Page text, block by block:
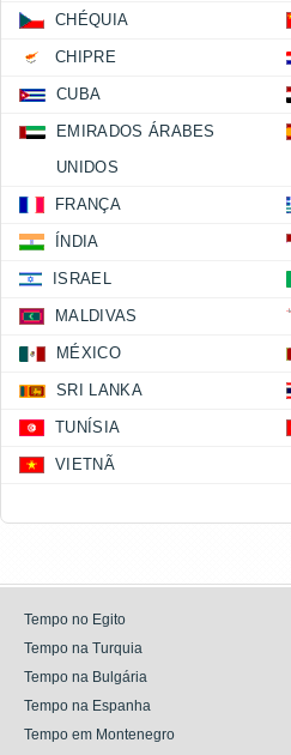
CHÉQUIA
CHIPRE
CUBA
EMIRADOS ÁRABES
UNIDOS
FRANÇA
ÍNDIA
ISRAEL
MALDIVAS
MÉXICO
SRI LANKA
TUNÍSIA
VIETNÃ
Tempo no Egito
Tempo na Turquia
Tempo na Bulgária
Tempo na Espanha
Tempo em Montenegro